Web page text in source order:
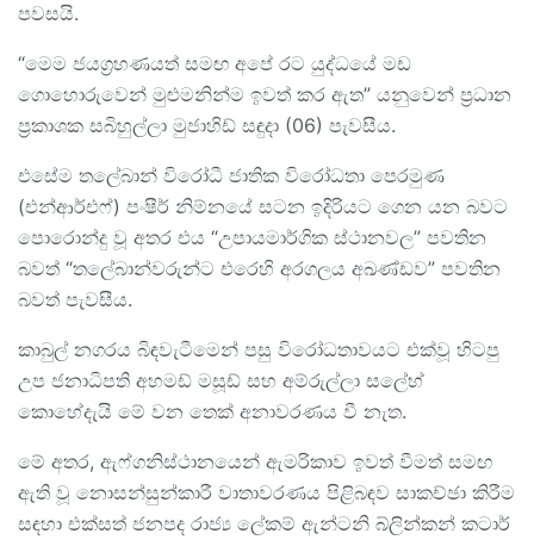
පවසයි.
“මෙම ජයග්‍රහණයත් සමඟ අපේ රට යුද්ධයේ මඩ
ගොහොරුවෙන් මුළුමනින්ම ඉවත් කර ඇත” යනුවෙන් ප්‍රධාන
ප්‍රකාශක සබිහුල්ලා මුජාහිඩ් සඳුදා (06) පැවසීය.
එසේම තලේබාන් විරෝධී ජාතික විරෝධතා පෙරමුණ
(එන්ආර්එෆ්) පංෂීර් නිම්නයේ සටන ඉදිරියට ගෙන යන බවට
පොරොන්දු වූ අතර එය “උපායමාර්ගික ස්ථානවල” පවතින
බවත් “තලේබාන්වරුන්ට එරෙහි අරගලය අඛණ්ඩව” පවතින
බවත් පැවසීය.
කාබුල් නගරය බිඳවැටීමෙන් පසු විරෝධතාවයට එක්වූ හිටපු
උප ජනාධිපති අහමඩ් මසූඩ් සහ අම්රුල්ලා සලේහ්
කොහේදැයි මේ වන තෙක් අනාවරණය වී නැත.
මේ අතර, ඇෆ්ගනිස්ථානයෙන් ඇමරිකාව ඉවත් වීමත් සමඟ
ඇති වූ නොසන්සුන්කාරී වාතාවරණය පිළිබඳව සාකච්ඡා කිරීම
සඳහා එක්සත් ජනපද රාජ්‍ය ලේකම් ඇන්ටනි බ්ලින්කන් කටාර්